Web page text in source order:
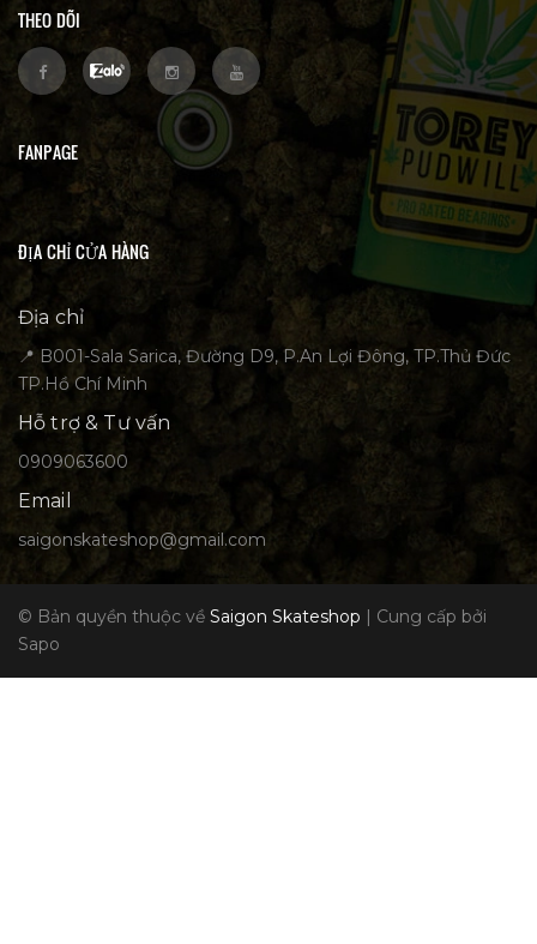
THEO DÕI
FANPAGE
ĐỊA CHỈ CỬA HÀNG
Địa chỉ
📍 B001-Sala Sarica, Đường D9, P.An Lợi Đông, TP.Thủ Đức
TP.Hồ Chí Minh
Hỗ trợ & Tư vấn
0909063600
Email
saigonskateshop@gmail.com
© Bản quyền thuộc về Saigon Skateshop | Cung cấp bởi
Sapo